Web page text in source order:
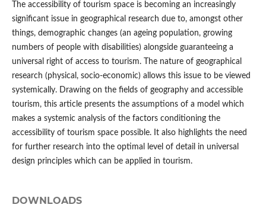
The accessibility of tourism space is becoming an increasingly
significant issue in geographical research due to, amongst other
things, demographic changes (an ageing population, growing
numbers of people with disabilities) alongside guaranteeing a
universal right of access to tourism. The nature of geographical
research (physical, socio-economic) allows this issue to be viewed
systemically. Drawing on the fields of geography and accessible
tourism, this article presents the assumptions of a model which
makes a systemic analysis of the factors conditioning the
accessibility of tourism space possible. It also highlights the need
for further research into the optimal level of detail in universal
design principles which can be applied in tourism.
DOWNLOADS